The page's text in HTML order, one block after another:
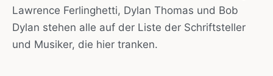
Lawrence Ferlinghetti, Dylan Thomas und Bob
Dylan stehen alle auf der Liste der Schriftsteller
und Musiker, die hier tranken.